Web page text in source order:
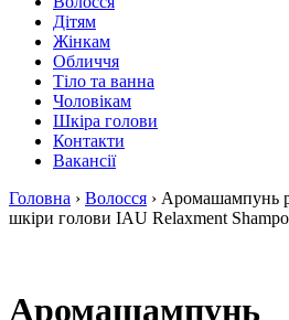
Дітям
Жінкам
Обличчя
Тіло та ванна
Чоловікам
Шкіра голови
Контакти
Вакансії
Головна › Волосся › Аромашампунь
шкіри голови IAU Relaxment
Аромашампунь